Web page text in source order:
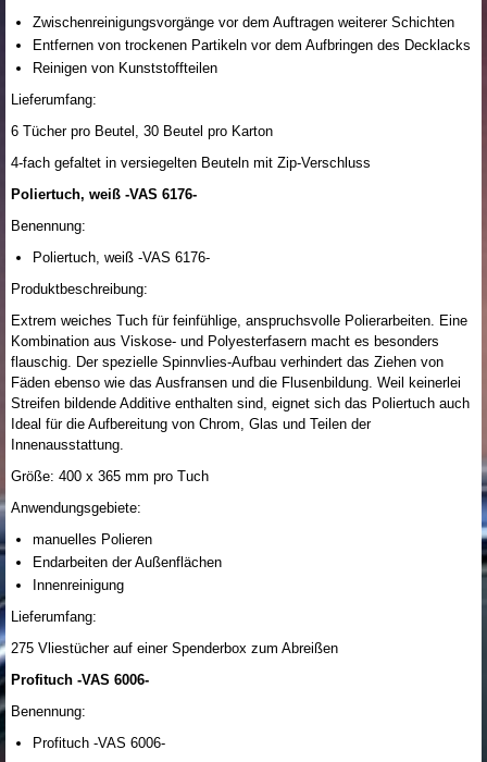
Zwischenreinigungsvorgänge vor dem Auftragen weiterer Schichten
Entfernen von trockenen Partikeln vor dem Aufbringen des Decklacks
Reinigen von Kunststoffteilen
Lieferumfang:
6 Tücher pro Beutel, 30 Beutel pro Karton
4-fach gefaltet in versiegelten Beuteln mit Zip-Verschluss
Poliertuch, weiß -VAS 6176-
Benennung:
Poliertuch, weiß -VAS 6176-
Produktbeschreibung:
Extrem weiches Tuch für feinfühlige, anspruchsvolle Polierarbeiten. Eine
Kombination aus Viskose- und Polyesterfasern macht es besonders
flauschig. Der spezielle Spinnvlies-Aufbau verhindert das Ziehen von
Fäden ebenso wie das Ausfransen und die Flusenbildung. Weil keinerlei
Streifen bildende Additive enthalten sind, eignet sich das Poliertuch auch
Ideal für die Aufbereitung von Chrom, Glas und Teilen der
Innenausstattung.
Größe: 400 x 365 mm pro Tuch
Anwendungsgebiete:
manuelles Polieren
Endarbeiten der Außenflächen
Innenreinigung
Lieferumfang:
275 Vliestücher auf einer Spenderbox zum Abreißen
Profituch -VAS 6006-
Benennung:
Profituch -VAS 6006-